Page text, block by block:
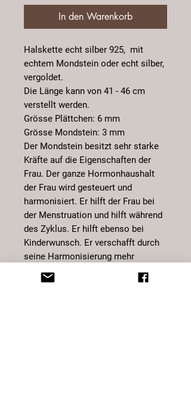
In den Warenkorb
Halskette echt silber 925, mit
echtem Mondstein oder echt silber,
vergoldet.
Die Länge kann von 41 - 46 cm
verstellt werden.
Grösse Plättchen: 6 mm
Grösse Mondstein: 3 mm
Der Mondstein besitzt sehr starke
Kräfte auf die Eigenschaften der
Frau. Der ganze Hormonhaushalt
der Frau wird gesteuert und
harmonisiert. Er hilft der Frau bei
der Menstruation und hilft während
des Zyklus. Er hilft ebenso bei
Kinderwunsch. Er verschafft durch
seine Harmonisierung mehr
Fruchtbarkeit und Lebenslust und
eine enge Beziehung zur Familie.